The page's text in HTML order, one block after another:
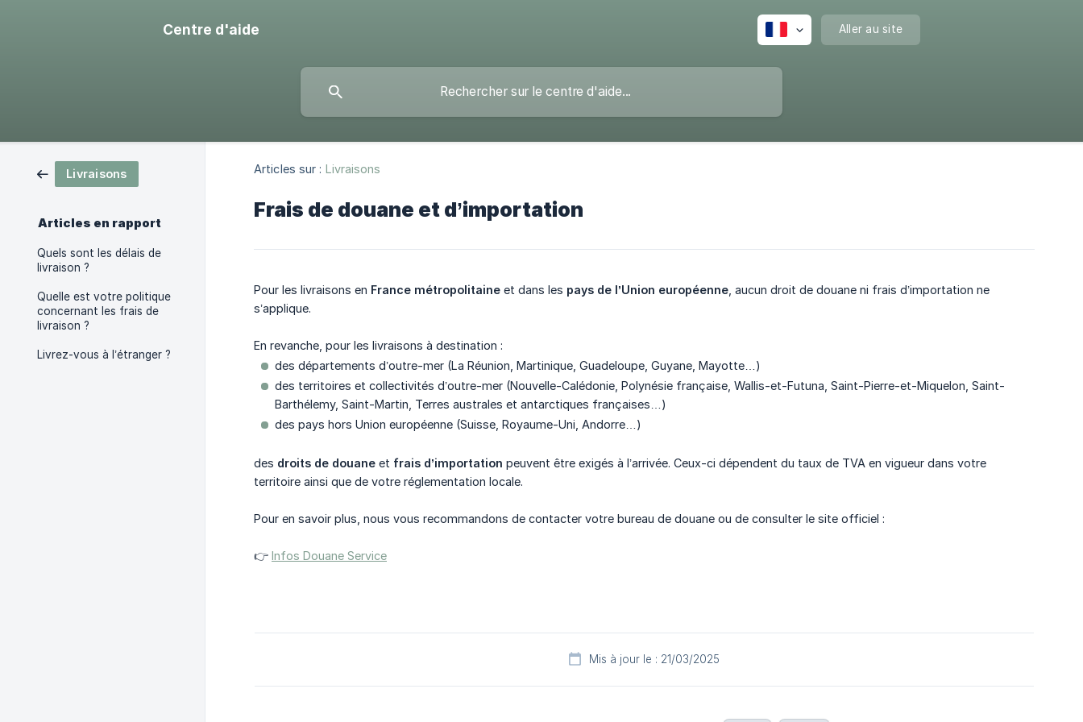
Centre d'aide Aller au site
Livraisons
Articles en rapport
Quels sont les délais de
livraison ?
Quelle est votre politique
concernant les frais de
livraison ?
Livrez-vous à l’étranger ?
Articles sur : Livraisons
Frais de douane et d’importation
Pour les livraisons en France métropolitaine et dans les pays de l’Union européenne , aucun droit de douane ni frais d’importation ne
s’applique.
En revanche, pour les livraisons à destination :
des départements d’outre-mer (La Réunion, Martinique, Guadeloupe, Guyane, Mayotte…)
des territoires et collectivités d’outre-mer (Nouvelle-Calédonie, Polynésie française, Wallis-et-Futuna, Saint-Pierre-et-Miquelon, Saint-
Barthélemy, Saint-Martin, Terres australes et antarctiques françaises…)
des pays hors Union européenne (Suisse, Royaume-Uni, Andorre…)
des droits de douane et frais d’importation peuvent être exigés à l’arrivée. Ceux-ci dépendent du taux de TVA en vigueur dans votre
territoire ainsi que de votre réglementation locale.
Pour en savoir plus, nous vous recommandons de contacter votre bureau de douane ou de consulter le site officiel :
👉 Infos Douane Service
Mis à jour le : 21/03/2025